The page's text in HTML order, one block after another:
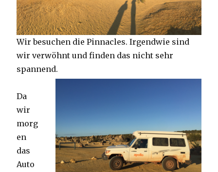
Wir besuchen die Pinnacles. Irgendwie sind
wir verwöhnt und finden das nicht sehr
spannend.
Da
wir
morg
en
das
Auto